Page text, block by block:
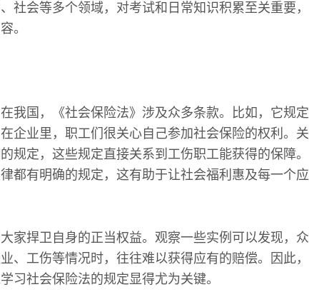
社会等多个领域，对考试和日常知识积累至关重要，
。
我国，《社会保险法》涉及众多条款。比如，它规定
企业里，职工们很关心自己参加社会保险的权利。关
规定，这些规定直接关系到工伤职工能获得的保障。
都有明确的规定，这有助于让社会福利惠及每一个应
家捍卫自身的正当权益。观察一些实例可以发现，众
、工伤等情况时，往往难以获得应有的赔偿。因此，
习社会保险法的规定显得尤为关键。